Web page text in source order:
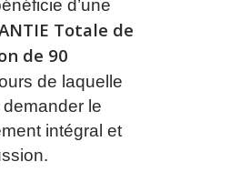
d’une
Totale de
de 90
de laquelle
le
intégral et